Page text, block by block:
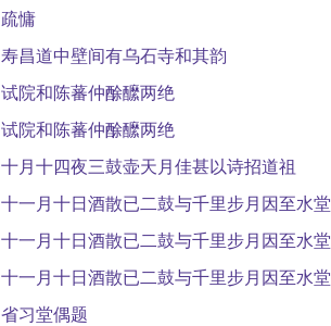
疏慵
寿昌道中壁间有乌石寺和其韵
试院和陈蕃仲酴醿两绝
试院和陈蕃仲酴醿两绝
十月十四夜三鼓壶天月佳甚以诗招道祖
十一月十日酒散已二鼓与千里步月因至水堂
十一月十日酒散已二鼓与千里步月因至水堂
十一月十日酒散已二鼓与千里步月因至水堂
省习堂偶题